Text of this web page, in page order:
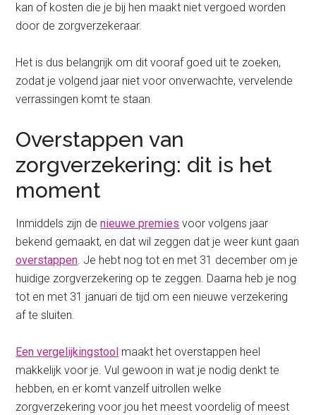
kan of kosten die je bij hen maakt niet vergoed worden
door de zorgverzekeraar.
Het is dus belangrijk om dit vooraf goed uit te zoeken,
zodat je volgend jaar niet voor onverwachte, vervelende
verrassingen komt te staan.
Overstappen van
zorgverzekering: dit is het
moment
Inmiddels zijn denieuwe premies voor volgens jaar
bekend gemaakt, en dat wil zeggen dat je weer kunt gaan
overstappen. Je hebt nog tot en met 31 december om je
huidige zorgverzekering op te zeggen. Daarna heb je nog
tot en met 31 januari de tijd om een nieuwe verzekering
af te sluiten.
Een vergelijkingstool maakt het overstappen heel
makkelijk voor je. Vul gewoon in wat je nodig denkt te
hebben, en er komt vanzelf uitrollen welke
zorgverzekering voor jou het meest voordelig of meest